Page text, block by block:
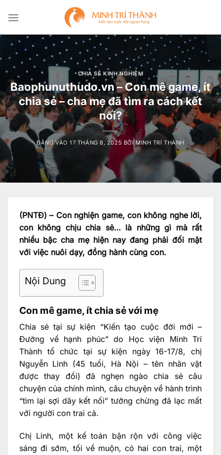
qua
dung
CHIA SẺ KINH NGHIỆM
Baophunuthudo.vn – Con mê game, ít
chia sẻ – cha mẹ đã tìm ra cách kết
nối?
ĐĂNG VÀO17 THÁNG 8, 2025 BỞIMINH TRÍ THÀNH
(PNTĐ) – Con nghiện game, con không nghe lời,
con không chịu chia sẻ… là những gì mà rất
nhiều bậc cha mẹ hiện nay đang phải đối mặt
với việc nuôi dạy, đồng hành cùng con.
Nội Dung
Con mê game, ít chia sẻ với mẹ
Chia sẻ tại sự kiện “Kiến tạo cuộc đời mới –
Đường về hạnh phúc” do Học viện Minh Trí
Thành tổ chức tại sự kiện ngày 16-17/8, chị
Nguyễn Linh (45 tuổi, Hà Nội – tên nhân vật
được thay đổi) đã nghẹn ngào chia sẻ câu
chuyện của chính mình, câu chuyện về hành trình
“tìm lại sợi dây kết nối” tưởng chừng đã lạc mất
với người con trai cả.
Chị Linh, một kế toán bận rộn với công việc
sáng đi sớm, tối về muộn, có hai con trai, một